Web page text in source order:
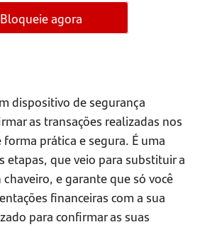
Bloqueie agora
dispositivo de segurança
as transações realizadas nos
prática e segura. É uma
etapas, que veio para substituir a
e garante que só você
financeiras com a sua
para confirmar as suas